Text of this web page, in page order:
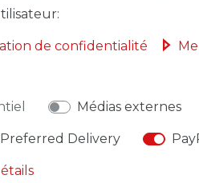
RESPONSABLE DE
de confidentialité
Médias externes
Delivery